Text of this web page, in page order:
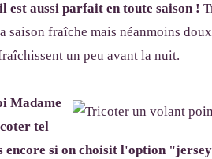
est aussi parfait en toute saison !
saison fraîche mais néanmoins
un peu avant la nuit.
Madame
tel
encore si on choisit l'option